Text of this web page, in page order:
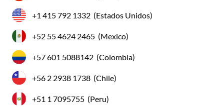
+1 415 792 1332 (Estados Unidos)
+52 55 4624 2465 (Mexico)
+57 601 5088142 (Colombia)
+56 2 2938 1738 (Chile)
+51 1 7095755 (Peru)